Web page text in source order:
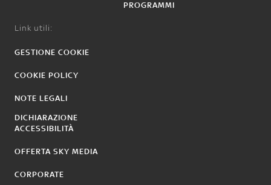
PROGRAMMI
Link utili:
GESTIONE COOKIE
COOKIE POLICY
NOTE LEGALI
DICHIARAZIONE
ACCESSIBILITÀ
OFFERTA SKY MEDIA
CORPORATE